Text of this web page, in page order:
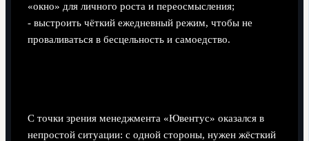
«окно» для личного роста и переосмысления;
- выстроить чёткий ежедневный режим, чтобы не
проваливаться в бесцельность и самоедство.
С точки зрения менеджмента «Ювентус» оказался в
непростой ситуации: с одной стороны, нужен жёсткий